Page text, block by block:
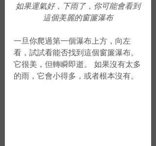
如果運氣好，下雨了，你可能會看到
這個美麗的窗簾瀑布
一旦你爬過第一個瀑布上方，向左
看，試試看能否找到這個窗簾瀑布。
它很美，但轉瞬即逝。 如果沒有太多
的雨，它會小得多，或者根本沒有。